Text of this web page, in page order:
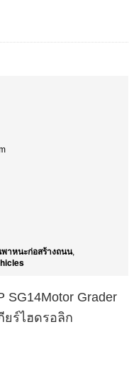
าหนะก่อสร้างถนน,
SG14Motor Grader
ยร์ไฮดรอลิก